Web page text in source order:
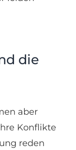
die
aber
Konflikte
reden